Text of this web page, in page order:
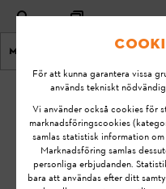
Meny
KA-01039
Får husdjur
uppehålla
För att kunna garantera vissa
används tekniskt
Vi använder också cookies för
marknadsföringscookies
samlas statistisk information
Marknadsföring samlas
personliga erbjudanden.
bara att användas efter ditt